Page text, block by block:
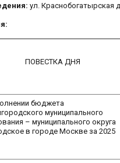
ул. Краснобогатырская
ПОВЕСТКА ДНЯ
бюджета
муниципального
– муниципального округа
в городе Москве за 2025